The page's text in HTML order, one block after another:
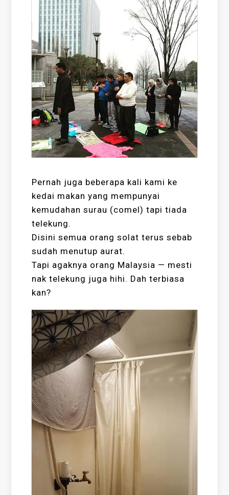
Pernah juga beberapa kali kami ke
kedai makan yang mempunyai
kemudahan surau (comel) tapi tiada
telekung.
Disini semua orang solat terus sebab
sudah menutup aurat.
Tapi agaknya orang Malaysia — mesti
nak telekung juga hihi. Dah terbiasa
kan?